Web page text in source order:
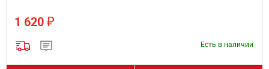
1 620 ₽
Есть в наличии